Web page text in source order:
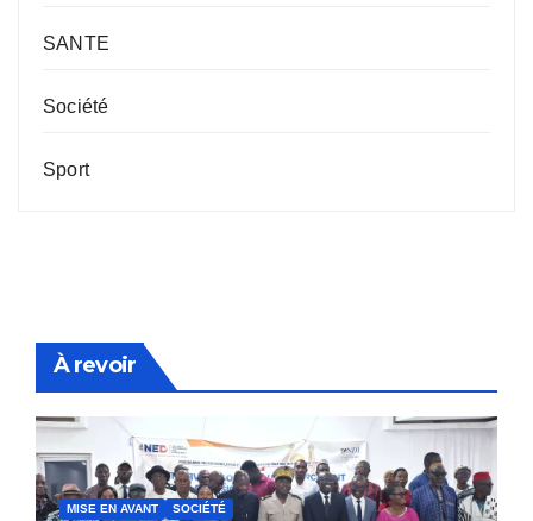
SANTE
Société
Sport
À revoir
MISE EN AVANT SOCIÉTÉ